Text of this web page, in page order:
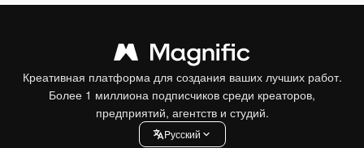
Креативная платформа для создания ваших лучших работ.
Более 1 миллиона подписчиков среди креаторов,
предприятий, агентств и студий.
Pусский